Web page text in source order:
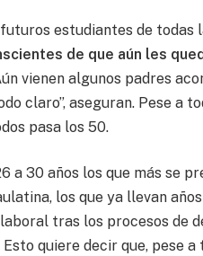
estudiantes de todas
de que aún les
vienen algunos padres
claro”, aseguran. Pese a
pasa los 50.
a 30 años los que más se
los que ya llevan
tras los procesos de
Esto quiere decir que, pese